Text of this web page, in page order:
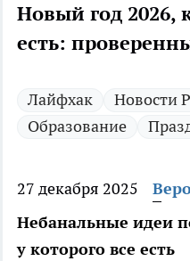
Новый год 2026,
есть:
Лайфхак Новости
Образование
27 декабря 2025
Небанальные идеи
у которого все есть